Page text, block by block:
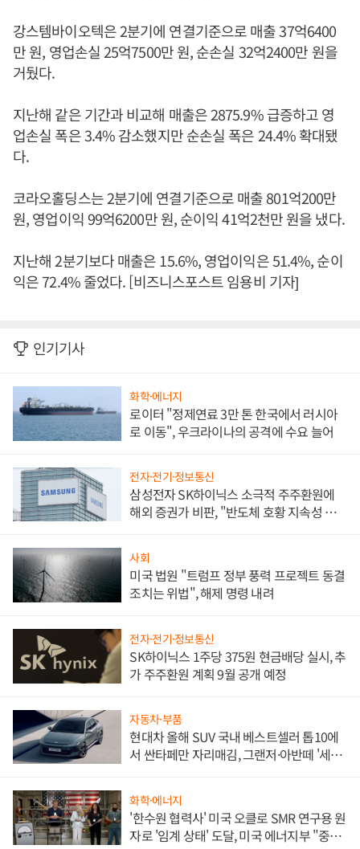
강스템바이오텍은 2분기에 연결기준으로 매출 37억6400
만 원, 영업손실 25억7500만 원, 순손실 32억2400만 원을
거뒀다.
지난해 같은 기간과 비교해 매출은 2875.9% 급증하고 영
업손실 폭은 3.4% 감소했지만 순손실 폭은 24.4% 확대됐
다.
코라오홀딩스는 2분기에 연결기준으로 매출 801억200만
원, 영업이익 99억6200만 원, 순이익 41억2천만 원을 냈다.
지난해 2분기보다 매출은 15.6%, 영업이익은 51.4%, 순이
익은 72.4% 줄었다. [비즈니스포스트 임용비 기자]
인기기사
화학·에너지
로이터 "정제연료 3만 톤 한국에서 러시아
로 이동", 우크라이나의 공격에 수요 늘어
전자·전기·정보통신
삼성전자 SK하이닉스 소극적 주주환원에
해외 증권가 비판, "반도체 호황 지속성 의
사회
미국 법원 "트럼프 정부 풍력 프로젝트 동결
조치는 위법", 해제 명령 내려
전자·전기·정보통신
SK하이닉스 1주당 375원 현금배당 실시, 추
가 주주환원 계획 9월 공개 예정
자동차·부품
현대차 올해 SUV 국내 베스트셀러 톱10에
서 싼타페만 자리매김, 그랜저·아반떼 '세단
화학·에너지
'한수원 협력사' 미국 오클로 SMR 연구용 원
자로 '임계 상태' 도달, 미국 에너지부 "중요